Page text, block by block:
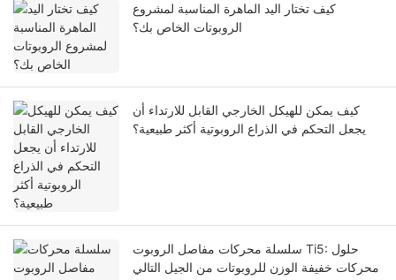
كيف تختار اليد الماهرة المناسبة لمشروع
الروبوتات الخاص بك؟
كيف يمكن للهيكل الخارجي القابل للارتداء أن
يجعل التحكم في الذراع الروبوتية أكثر طبيعية؟
سلسلة محركات مفاصل الروبوت Ti5: حلول
محركات خفيفة الوزن للروبوتات من الجيل التالي